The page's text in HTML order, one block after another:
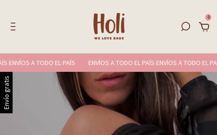
0
A TODO EL PAÍS ENVÍOS A TODO EL PAÍS ENVÍOS A TODO EL PAÍS
Envío gratis